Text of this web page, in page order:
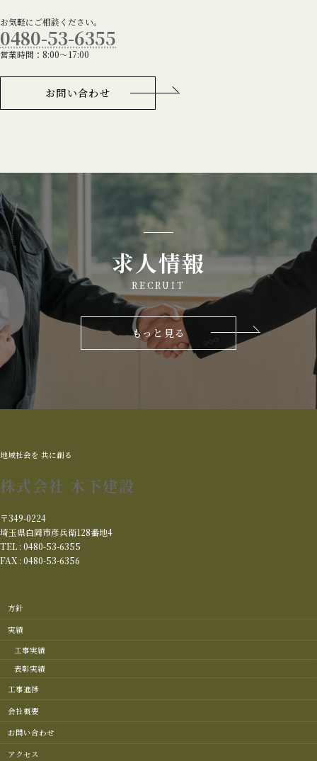
お気軽にご相談ください。
0480-53-6355
営業時間：8:00～17:00
お問い合わせ
求人情報
RECRUIT
もっと見る
地域社会を 共に創る
株式会社 木下建設
〒349-0224
埼玉県白岡市彦兵衛128番地4
TEL : 0480-53-6355
FAX : 0480-53-6356
方針
実績
工事実績
表彰実績
工事進捗
会社概要
お問い合わせ
アクセス